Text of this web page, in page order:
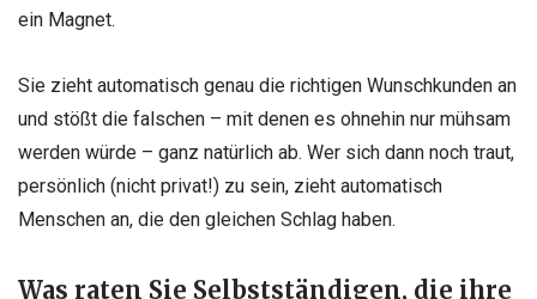
ein Magnet.
Sie zieht automatisch genau die richtigen Wunschkunden an
und stößt die falschen – mit denen es ohnehin nur mühsam
werden würde – ganz natürlich ab. Wer sich dann noch traut,
persönlich (nicht privat!) zu sein, zieht automatisch
Menschen an, die den gleichen Schlag haben.
Was raten Sie Selbstständigen, die ihre